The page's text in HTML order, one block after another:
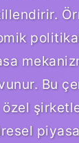
Bu
özel